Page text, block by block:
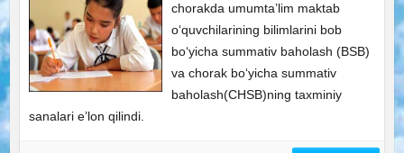
chorakda umumta’lim maktab
o‘quvchilarining bilimlarini bob
bo‘yicha summativ baholash (BSB)
va chorak bo‘yicha summativ
baholash(CHSB)ning taxminiy
sanalari e’lon qilindi.